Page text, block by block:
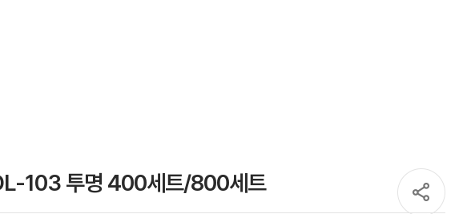
103 투명 400세트/800세트